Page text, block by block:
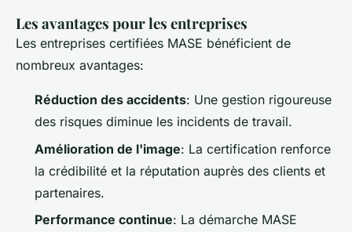
Les avantages pour les entreprises
Les entreprises certifiées MASE bénéficient de
nombreux avantages:
Réduction des accidents: Une gestion rigoureuse
des risques diminue les incidents de travail.
Amélioration de l'image: La certification renforce
la crédibilité et la réputation auprès des clients et
partenaires.
Performance continue: La démarche MASE